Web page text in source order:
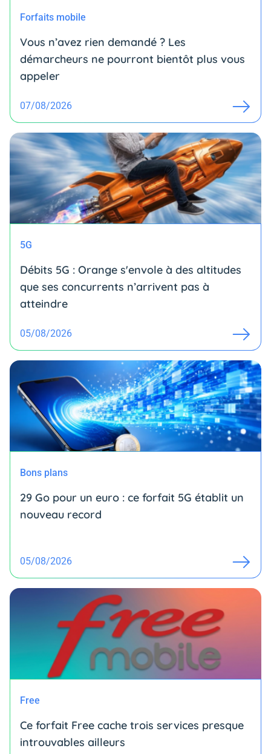
Forfaits mobile
Vous n’avez rien demandé ? Les
démarcheurs ne pourront bientôt plus vous
appeler
07/08/2026
5G
Débits 5G : Orange s'envole à des altitudes
que ses concurrents n’arrivent pas à
atteindre
05/08/2026
Bons plans
29 Go pour un euro : ce forfait 5G établit un
nouveau record
05/08/2026
Free
Ce forfait Free cache trois services presque
introuvables ailleurs